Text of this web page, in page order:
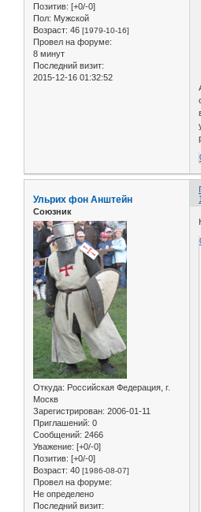
Позитив: [+0/-0]
Пол: Мужской
Возраст: 46 [1979-10-16]
Провел на форуме:
8 минут
Последний визит:
2015-12-16 01:32:52
Ульрих фон Анштейн
Союзник
Откуда: Российская Федерация, г.
Москв
Зарегистрирован: 2006-01-11
Приглашений: 0
Сообщений: 2466
Уважение: [+0/-0]
Позитив: [+0/-0]
Возраст: 40 [1986-08-07]
Провел на форуме:
Не определено
Последний визит: